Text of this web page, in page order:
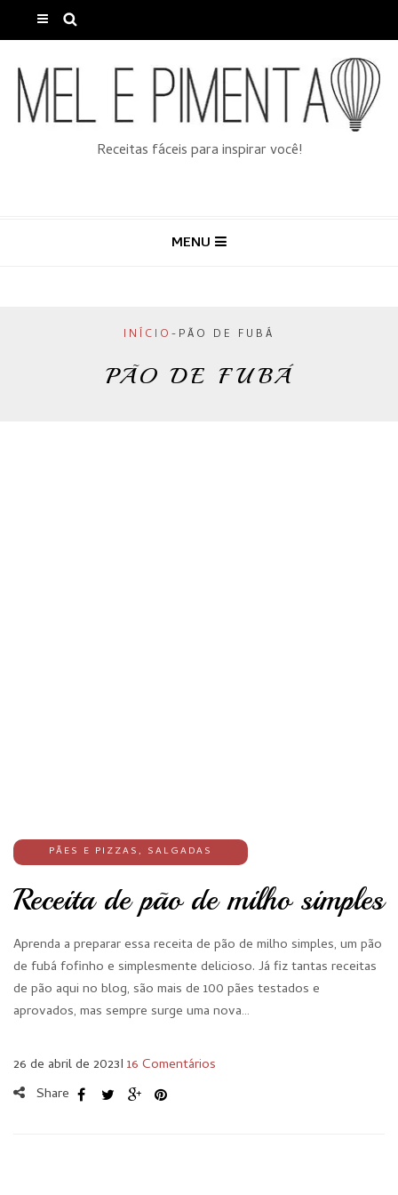
Receitas fáceis para inspirar você!
MENU
INÍCIO - PÃO DE FUBÁ
PÃO DE FUBÁ
PÃES E PIZZAS, SALGADAS
Receita de pão de milho simples
Aprenda a preparar essa receita de pão de milho simples, um pão
de fubá fofinho e simplesmente delicioso. Já fiz tantas receitas
de pão aqui no blog, são mais de 100 pães testados e
aprovados, mas sempre surge uma nova…
26 de abril de 2023I 16 Comentários
Share